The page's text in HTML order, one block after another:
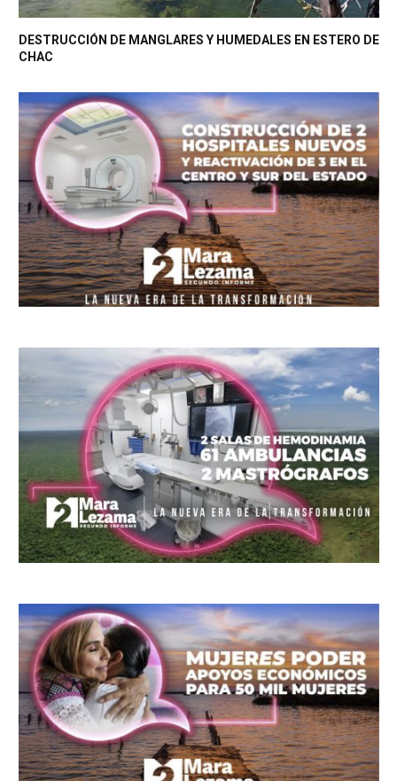
DESTRUCCIÓN DE MANGLARES Y HUMEDALES EN ESTERO DE
CHAC